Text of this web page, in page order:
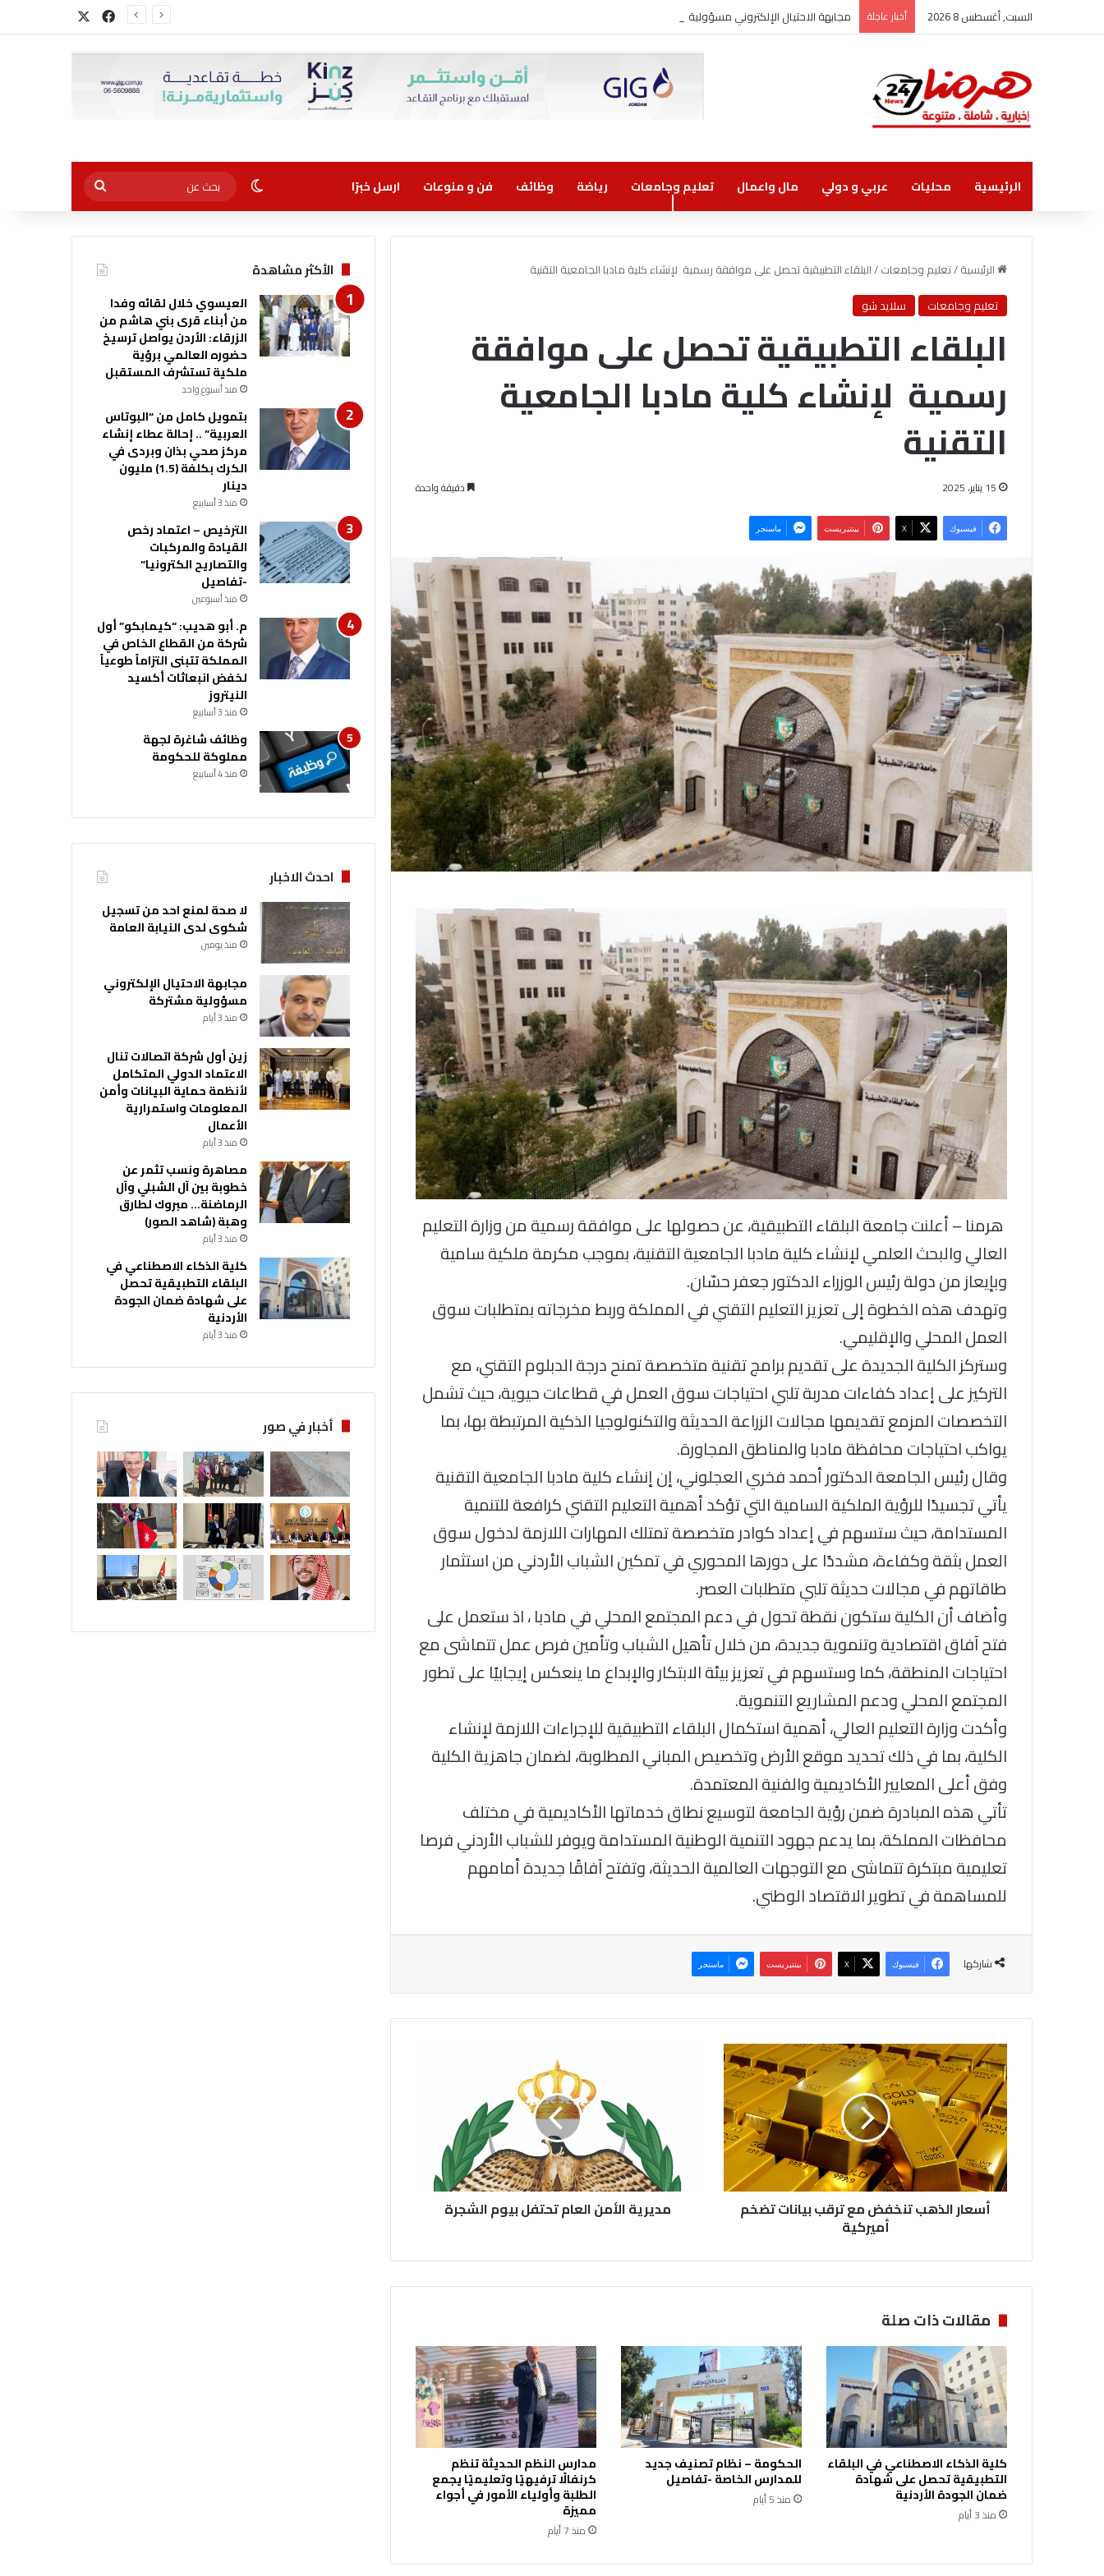
السبت, أغسطس 8 2026 أخبار عاجلة مجابهة الاحتيال الإلكتروني مسؤولية مشتركة فيسبوك
الرئيسية محليات عربي و دولي مال واعمال تعليم وجامعات رياضة وظائف فن و منوعات ارسل خبرًا الوضع المظلم
بحث
عن
الرئيسية/تعليم وجامعات/البلقاء التطبيقية تحصل على موافقة رسمية لإنشاء كلية مادبا الجامعية التقنية
تعليم وجامعات
سلايد شو
البلقاء التطبيقية تحصل على موافقة
رسمية لإنشاء كلية مادبا الجامعية
التقنية
15 يناير، 2025 دقيقة واحدة
فيسبوك ‫X بينتيريست ماسنجر
هرمنا – أعلنت جامعة البلقاء التطبيقية، عن حصولها على موافقة رسمية من وزارة التعليم
العالي والبحث العلمي لإنشاء كلية مادبا الجامعية التقنية، بموجب مكرمة ملكية سامية
وبإيعاز من دولة رئيس الوزراء الدكتور جعفر حسّان.
وتهدف هذه الخطوة إلى تعزيز التعليم التقني في المملكة وربط مخرجاته بمتطلبات سوق
العمل المحلي والإقليمي.
وستركز الكلية الجديدة على تقديم برامج تقنية متخصصة تمنح درجة الدبلوم التقني، مع
التركيز على إعداد كفاءات مدربة تلبي احتياجات سوق العمل في قطاعات حيوية، حيث تشمل
التخصصات المزمع تقديمها مجالات الزراعة الحديثة والتكنولوجيا الذكية المرتبطة بها، بما
يواكب احتياجات محافظة مادبا والمناطق المجاورة.
وقال رئيس الجامعة الدكتور أحمد فخري العجلوني، إن إنشاء كلية مادبا الجامعية التقنية
يأتي تجسيدًا للرؤية الملكية السامية التي تؤكد أهمية التعليم التقني كرافعة للتنمية
المستدامة، حيث ستسهم في إعداد كوادر متخصصة تمتلك المهارات اللازمة لدخول سوق
العمل بثقة وكفاءة، مشددًا على دورها المحوري في تمكين الشباب الأردني من استثمار
طاقاتهم في مجالات حديثة تلبي متطلبات العصر.
وأضاف أن الكلية ستكون نقطة تحول في دعم المجتمع المحلي في مادبا ، اذ ستعمل على
فتح آفاق اقتصادية وتنموية جديدة، من خلال تأهيل الشباب وتأمين فرص عمل تتماشى مع
احتياجات المنطقة، كما وستسهم في تعزيز بيئة الابتكار والإبداع ما ينعكس إيجابيًا على تطور
المجتمع المحلي ودعم المشاريع التنموية.
وأكدت وزارة التعليم العالي، أهمية استكمال البلقاء التطبيقية للإجراءات اللازمة لإنشاء
الكلية، بما في ذلك تحديد موقع الأرض وتخصيص المباني المطلوبة، لضمان جاهزية الكلية
وفق أعلى المعايير الأكاديمية والفنية المعتمدة.
تأتي هذه المبادرة ضمن رؤية الجامعة لتوسيع نطاق خدماتها الأكاديمية في مختلف
محافظات المملكة، بما يدعم جهود التنمية الوطنية المستدامة ويوفر للشباب الأردني فرصا
تعليمية مبتكرة تتماشى مع التوجهات العالمية الحديثة، وتفتح آفاقًا جديدة أمامهم
للمساهمة في تطوير الاقتصاد الوطني.
شاركها فيسبوك ‫X بينتيريست ماسنجر
أسعار
الذهب
تنخفض
مع
ترقب
بيانات
تضخم
أميركية
أسعار الذهب تنخفض مع ترقب بيانات تضخم
أميركية
مديرية الأمن العام تحتفل بيوم الشجرة
مقالات ذات صلة
كلية الذكاء الاصطناعي في البلقاء
التطبيقية تحصل على شهادة
ضمان الجودة الأردنية
منذ 3 أيام
الحكومة – نظام تصنيف جديد
للمدارس الخاصة -تفاصيل
منذ 5 أيام
مدارس النظم الحديثة تنظم
كرنفالًا ترفيهيًا وتعليميًا يجمع
الطلبة وأولياء الأمور في أجواء
مميزة
منذ 7 أيام
الأكثر مشاهدة
العيسوي خلال لقائه وفدا
من أبناء قرى بني هاشم من
الزرقاء: الأردن يواصل ترسيخ
حضوره العالمي برؤية
ملكية تستشرف المستقبل
منذ أسبوع واحد
بتمويل كامل من “البوتاس
العربية” .. إحالة عطاء إنشاء
مركز صحي بذان وبردى في
الكرك بكلفة (1.5) مليون
دينار
منذ 3 أسابيع
الترخيص – اعتماد رخص
القيادة والمركبات
والتصاريح الكترونيا”
-تفاصيل
منذ أسبوعين
م. أبو هديب: “كيمابكو” أول
شركة من القطاع الخاص في
المملكة تتبنى التزاماً طوعياً
لخفض انبعاثات أكسيد
النيتروز
منذ 3 أسابيع
وظائف شاغرة لجهة
مملوكة للحكومة
منذ 4 أسابيع
احدث الاخبار
لا صحة لمنع احد من تسجيل
شكوى لدى النيابة العامة
منذ يومين
مجابهة الاحتيال الإلكتروني
مسؤولية مشتركة
منذ 3 أيام
زين أول شركة اتصالات تنال
الاعتماد الدولي المتكامل
لأنظمة حماية البيانات وأمن
المعلومات واستمرارية
الأعمال
منذ 3 أيام
مصاهرة ونسب تثمر عن
خطوبة بين آل الشبلي وآل
الرماضنة… مبروك لطارق
وهبة (شاهد الصور)
منذ 3 أيام
كلية الذكاء الاصطناعي في
البلقاء التطبيقية تحصل
على شهادة ضمان الجودة
الأردنية
منذ 3 أيام
أخبار في صور